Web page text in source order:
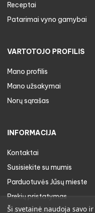
Receptai
Patarimai vyno gamybai
VARTOTOJO PROFILIS
Mano profilis
Mano užsakymai
Norų sąrašas
INFORMACIJA
Kontaktai
Susisiekite su mumis
Parduotuvės Jūsų mieste
Prekių pristatymas
Prekių gražinimas
Ši svetainė naudoja savo